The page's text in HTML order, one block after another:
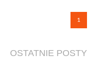
1
OSTATNIE POSTY